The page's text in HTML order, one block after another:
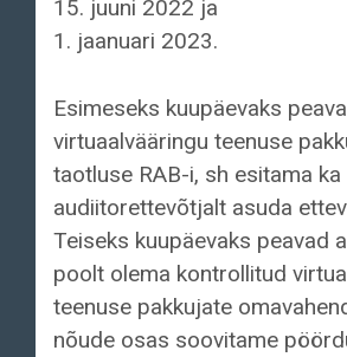
15. juuni 2022 ja
1. jaanuari 2023.
Esimeseks kuupäevaks
virtuaalvääringu teenuse
taotluse RAB-i, sh esitama
audiitorettevõtjalt asuda
Teiseks kuupäevaks peavad
poolt olema kontrollitud
teenuse pakkujate
nõude osas soovitame